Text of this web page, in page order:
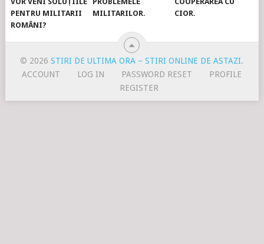
PENTRU MILITARII
ROMÂNI?
MILITARILOR.
CIOR.
© 2026STIRI DE ULTIMA ORA – STIRI ONLINE DE ASTAZI.
ACCOUNT
LOG IN PASSWORD RESET
PROFILE
REGISTER